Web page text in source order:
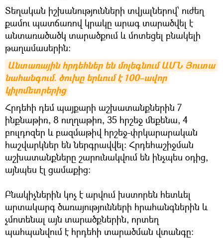
Տեղական իշխանությունների տվյալներով՝ ուժեղ
քամու պատճառով կրակը արագ տարածվել է
անտառածածկ տարածքում և մոտեցել բնակելի
թաղամասերին։
Անտառային հրդեհներ են մոլեգնում ԱՄՆ Յուտա
նահանգում. ծուխը երևում է 100–ավոր
կիլոմետրերից
Հրդեհի դեմ պայքարի աշխատանքներին 7
ինքնաթիռ, 8 ուղղաթիռ, 35 հրշեջ մեքենա, 4
բուլդոզեր և բազմաթիվ հրշեջ-փրկարարական
հաշվարկներ են ներգրավվել։ Հրդեհաշիջման
աշխատանքները շարունակվում են ինչպես օդից,
այնպես էլ ցամաքից։
Բնակիչներին կոչ է արվում խստորեն հետևել
արտակարգ ծառայությունների հրահանգներին և
չմոտենալ այն տարածքներին, որտեղ
պահպանվում է հրդեհի տարածման վտանգը։